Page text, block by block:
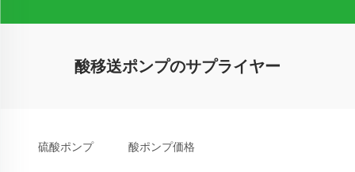
酸移送ポンプのサプライヤー
硫酸ポンプ 酸ポンプ価格